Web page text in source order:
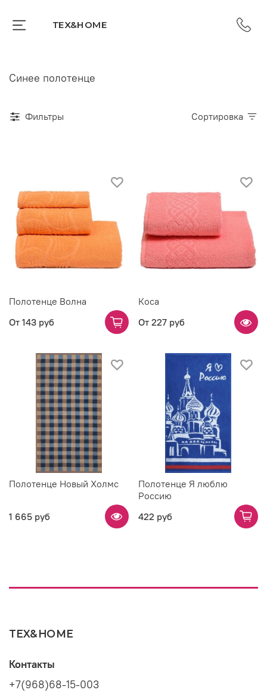
TEX&HOME
Синее полотенце
Фильтры Сортировка
Полотенце Волна
От 143 руб
Коса
От 227 руб
Полотенце Новый Холмс
1 665 руб
Полотенце Я люблю
Россию
422 руб
TEX&HOME
Контакты
+7(968)68-15-003